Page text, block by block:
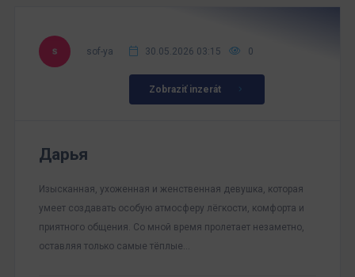
sof-ya 30.05.2026 03:15 0
Zobraziť inzerát
Дарья
Изысканная, ухоженная и женственная девушка, которая
умеет создавать особую атмосферу лёгкости, комфорта и
приятного общения. Со мной время пролетает незаметно,
оставляя только самые тёплые…